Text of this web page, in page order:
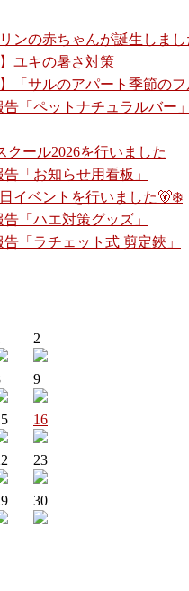
ンの赤ちゃんが誕生しま
ユキの暑さ対策
】「サルのアパート季節の
告「ペットナチュラルバー
ール2026を行いました
告「お知らせ用看板」
イベントを行いました🐻‍❄️
告「ハエ対策グッズ」
告「ラチェット式 剪定鋏」
2
9
16
23
30